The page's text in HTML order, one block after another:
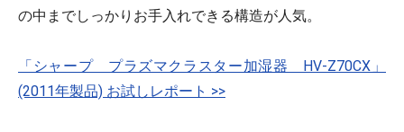
の中までしっかりお手入れできる構造が人気。
「シャープ プラズマクラスター加湿器 HV-Z70CX」
(2011年製品) お試しレポート >>